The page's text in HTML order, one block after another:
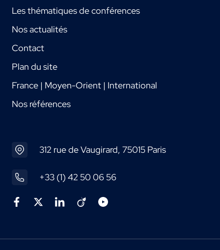
Les thématiques de conférences
Nos actualités
Contact
Plan du site
France | Moyen-Orient | International
Nos références
312 rue de Vaugirard, 75015 Paris
+33 (1) 42 50 06 56